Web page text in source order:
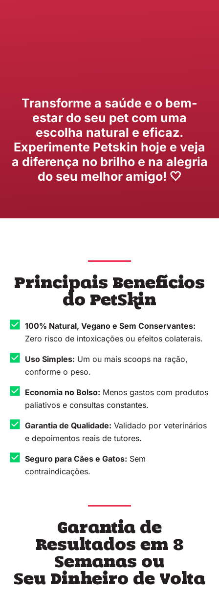
Transforme a saúde e o bem-
estar do seu pet com uma
escolha natural e eficaz.
Experimente Petskin hoje e veja
a diferença no brilho e na alegria
do seu melhor amigo! 🤍
Principais Benefícios
do PetSkin
100% Natural, Vegano e Sem Conservantes:
Zero risco de intoxicações ou efeitos colaterais.
Uso Simples: Um ou mais scoops na ração,
conforme o peso.
Economia no Bolso: Menos gastos com produtos
paliativos e consultas constantes.
Garantia de Qualidade: Validado por veterinários
e depoimentos reais de tutores.
Seguro para Cães e Gatos: Sem
contraindicações.
Garantia de
Resultados em 8
Semanas ou
Seu Dinheiro de Volta